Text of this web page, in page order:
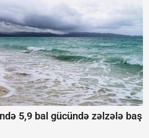
5,9 bal gücündə zəlzələ baş